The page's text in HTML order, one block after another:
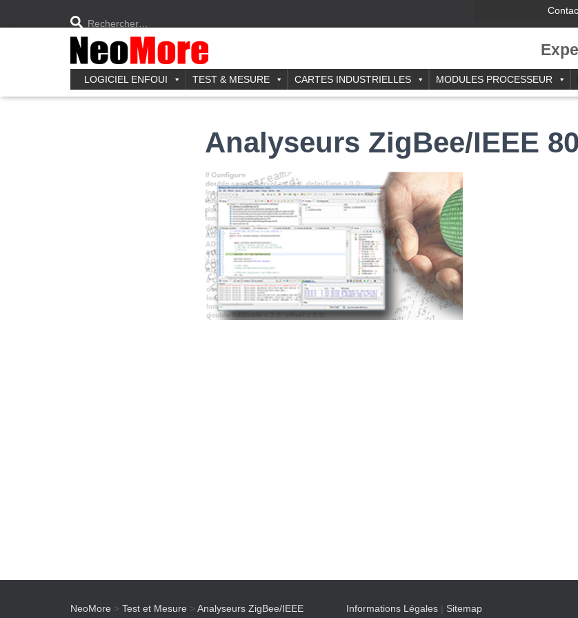
Rechercher…
LOGICIEL ENFOUI TEST & MESURE CARTES INDUSTRIELLES MODULES PROCESSEUR
Analyseurs ZigBee/IEEE
NeoMore > Test et Mesure > Analyseurs ZigBee/IEEE Informations Légales | Sitemap